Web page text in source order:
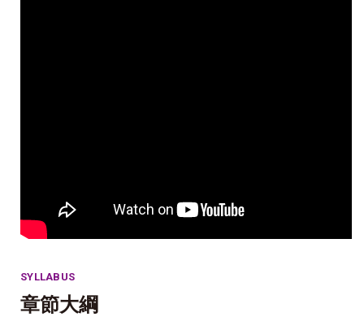
SYLLABUS
章節大綱